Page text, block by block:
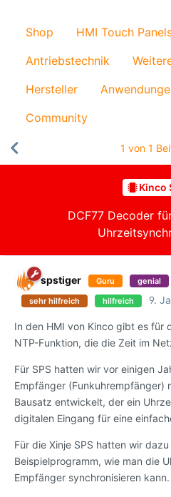
Shop HMI Touch
Antriebstechnik
Hersteller
Community
Kinco
DCF77 Decoder
1 von 1
spstiger Guru genial
sehr hilfreich hilfreich 9.
In den HMI von Kinco gibt es für
NTP-Funktion, die die Zeit im
Für SPS hatten wir vor einigen
Empfänger (Funkuhrempfänger)
Bausatz entwickelt, der ein
digitalen Eingang für eine
Für die Xinje SPS hatten wir
Beispielprogramm, wie man die
Empfänger synchronisieren kann.